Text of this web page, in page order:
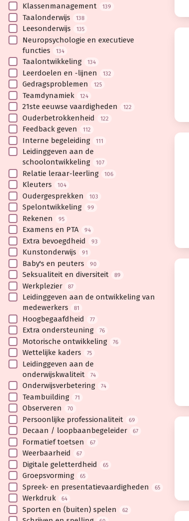
Klassenmanagement 139
Taalonderwijs 138
Leesonderwijs 135
Neuropsychologie en executieve
functies
134
Taalontwikkeling 134
Leerdoelen en -lijnen 132
Gedragsproblemen 125
Teamdynamiek 124
21ste eeuwse vaardigheden 122
Ouderbetrokkenheid 122
Feedback geven 112
Interne begeleiding 111
Leidinggeven aan de
schoolontwikkeling
107
Relatie leraar-leerling 106
Kleuters 104
Oudergesprekken 103
Spelontwikkeling 99
Rekenen 95
Examens en PTA 94
Extra bevoegdheid 93
Kunstonderwijs 91
Baby's en peuters 90
Seksualiteit en diversiteit 89
Werkplezier 87
Leidinggeven aan de ontwikkeling van
medewerkers
81
Hoogbegaafdheid 77
Extra ondersteuning 76
Motorische ontwikkeling 76
Wettelijke kaders 75
Leidinggeven aan de
onderwijskwaliteit
74
Onderwijsverbetering 74
Teambuilding 71
Observeren 70
Persoonlijke professionaliteit 69
Decaan / loopbaanbegeleider 67
Formatief toetsen 67
Weerbaarheid 67
Digitale geletterdheid 65
Groepsvorming 65
Spreek- en presentatievaardigheden 65
Werkdruk 64
Sporten en (buiten) spelen 62